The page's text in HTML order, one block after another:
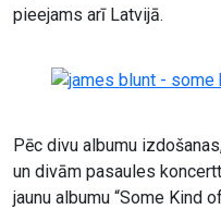
pieejams arī Latvijā.
Pēc divu albumu
un divām pasaules
jaunu albumu “Some Kind